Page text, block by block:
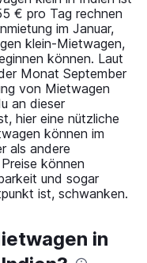
€ pro Tag rechnen
im Januar,
klein-Mietwagen,
können. Laut
Monat September
von Mietwagen
an dieser
hier eine nützliche
können im
als andere
können
und sogar
ist, schwanken.
in